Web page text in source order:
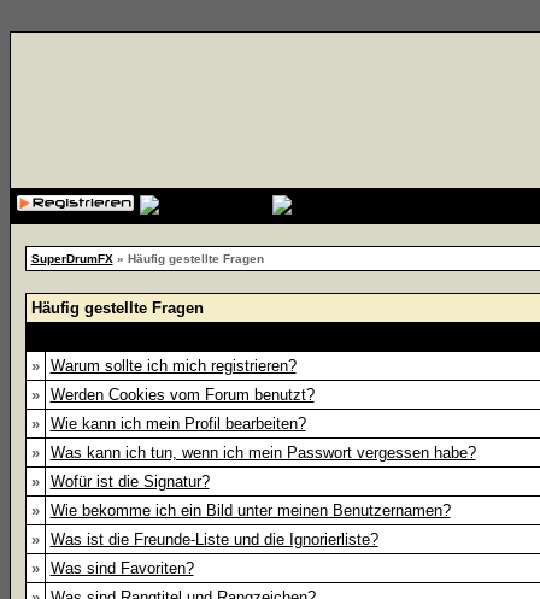
SuperDrumFX» Häufig gestellte Fragen
Häufig gestellte Fragen
»
Warum sollte ich mich registrieren?
»
Werden Cookies vom Forum benutzt?
»
Wie kann ich mein Profil bearbeiten?
»
Was kann ich tun, wenn ich mein Passwort vergessen habe?
»
Wofür ist die Signatur?
»
Wie bekomme ich ein Bild unter meinen Benutzernamen?
»
Was ist die Freunde-Liste und die Ignorierliste?
»
Was sind Favoriten?